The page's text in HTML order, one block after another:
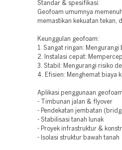
Standar & spesifikasi:
Geofoam umumnya
memastikan kekuatan tekan,
Keunggulan geofoam:
1. Sangat ringan: Mengurangi
2. Instalasi cepat:
3. Stabil: Mengurangi risiko
4. Efisien: Menghemat biaya
Aplikasi penggunaan
- Timbunan jalan & flyover
- Pendekatan jembatan
- Stabilisasi tanah lunak
- Proyek infrastruktur &
- Isolasi struktur bawah tanah